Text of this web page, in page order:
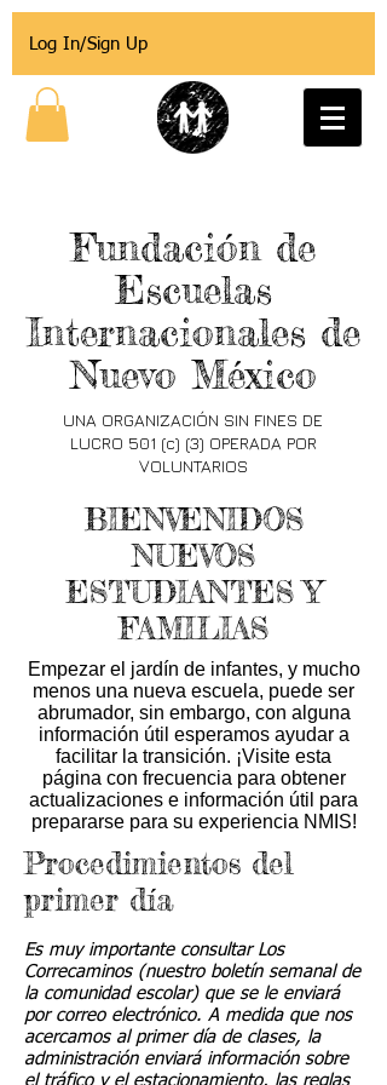
Log In/Sign Up
Fundación de
Escuelas
Internacionales de
Nuevo México
UNA ORGANIZACIÓN SIN FINES DE
LUCRO 501 (c) (3) OPERADA POR
VOLUNTARIOS
BIENVENIDOS
NUEVOS
ESTUDIANTES Y
FAMILIAS
Empezar el jardín de infantes, y mucho
menos una nueva escuela, puede ser
abrumador, sin embargo, con alguna
información útil esperamos ayudar a
facilitar la transición. ¡Visite esta
página con frecuencia para obtener
actualizaciones e información útil para
prepararse para su experiencia NMIS!
Procedimientos del
primer día
Es muy importante consultar Los
Correcaminos (nuestro boletín semanal de
la comunidad escolar) que se le enviará
por correo electrónico. A medida que nos
acercamos al primer día de clases, la
administración enviará información sobre
el tráfico y el estacionamiento, las reglas